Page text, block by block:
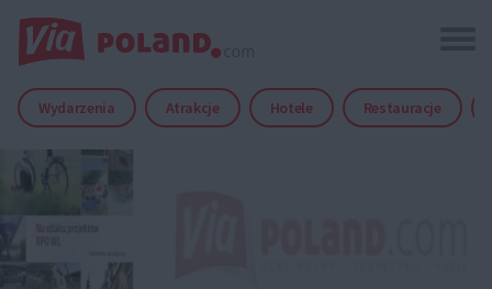
Wydarzenia Atrakcje Hotele Restauracje